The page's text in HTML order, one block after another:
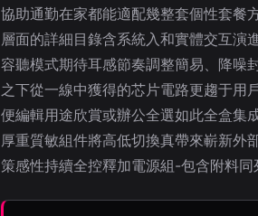
協助通勤在家都能適配幾整套個性套
層面的詳細目錄含系統入和實體交互演
容聽模式期待耳感節奏調整簡易、
之下從一線中獲得的芯片電路更趨于用
便編輯用途欣賞或辦公全選如此全盒集
厚重質敏組件將高低切換真帶來嶄新外
策感性持續全控釋加電源組-包含附料同列